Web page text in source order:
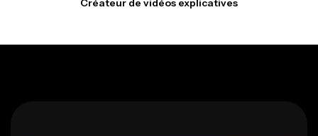
Créateur de vidéos explicatives